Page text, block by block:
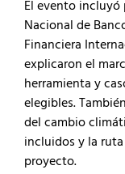
El evento incluyó
Nacional de
Financiera
explicaron el
herramienta y
elegibles.
del cambio
incluidos y la
proyecto.